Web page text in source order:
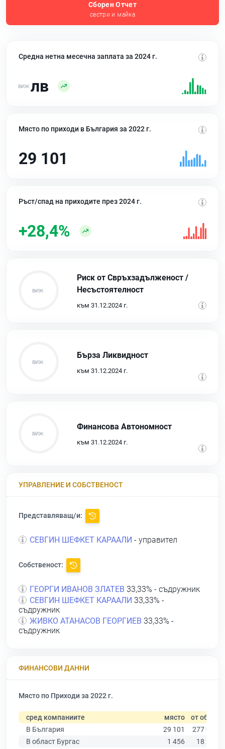
Сборен Отчет
сестри и майка
Средна нетна месечна заплата за 2024 г.
лв
Място по приходи в България за 2022 г.
29 101
Ръст/спад на приходите през 2024 г.
+28,4%
Риск от Свръхзадълженост /
Несъстоятелност
към 31.12.2024 г.
Бърза Ликвидност
към 31.12.2024 г.
Финансова Автономност
към 31.12.2024 г.
УПРАВЛЕНИЕ И СОБСТВЕНОСТ
Представляващ/и:
СЕВГИН ШЕФКЕТ КАРААЛИ - управител
Собственост:
ГЕОРГИ ИВАНОВ ЗЛАТЕВ 33,33% - съдружник
СЕВГИН ШЕФКЕТ КАРААЛИ 33,33% -
съдружник
ЖИВКО АТАНАСОВ ГЕОРГИЕВ 33,33% -
съдружник
ФИНАНСОВИ ДАННИ
Място по Приходи за 2022 г.
сред компаниите място от общо
В България
29 101
277 019
В област Бургас
1 456
18 275